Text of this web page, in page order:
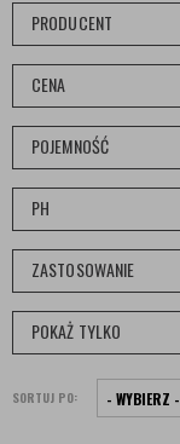
PRODUCENT
CENA
POJEMNOŚĆ
PH
ZASTOSOWANIE
POKAŻ TYLKO
SORTUJ PO: